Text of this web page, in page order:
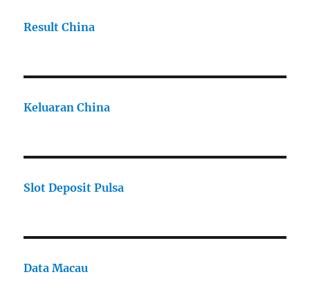
Result China
Keluaran China
Slot Deposit Pulsa
Data Macau